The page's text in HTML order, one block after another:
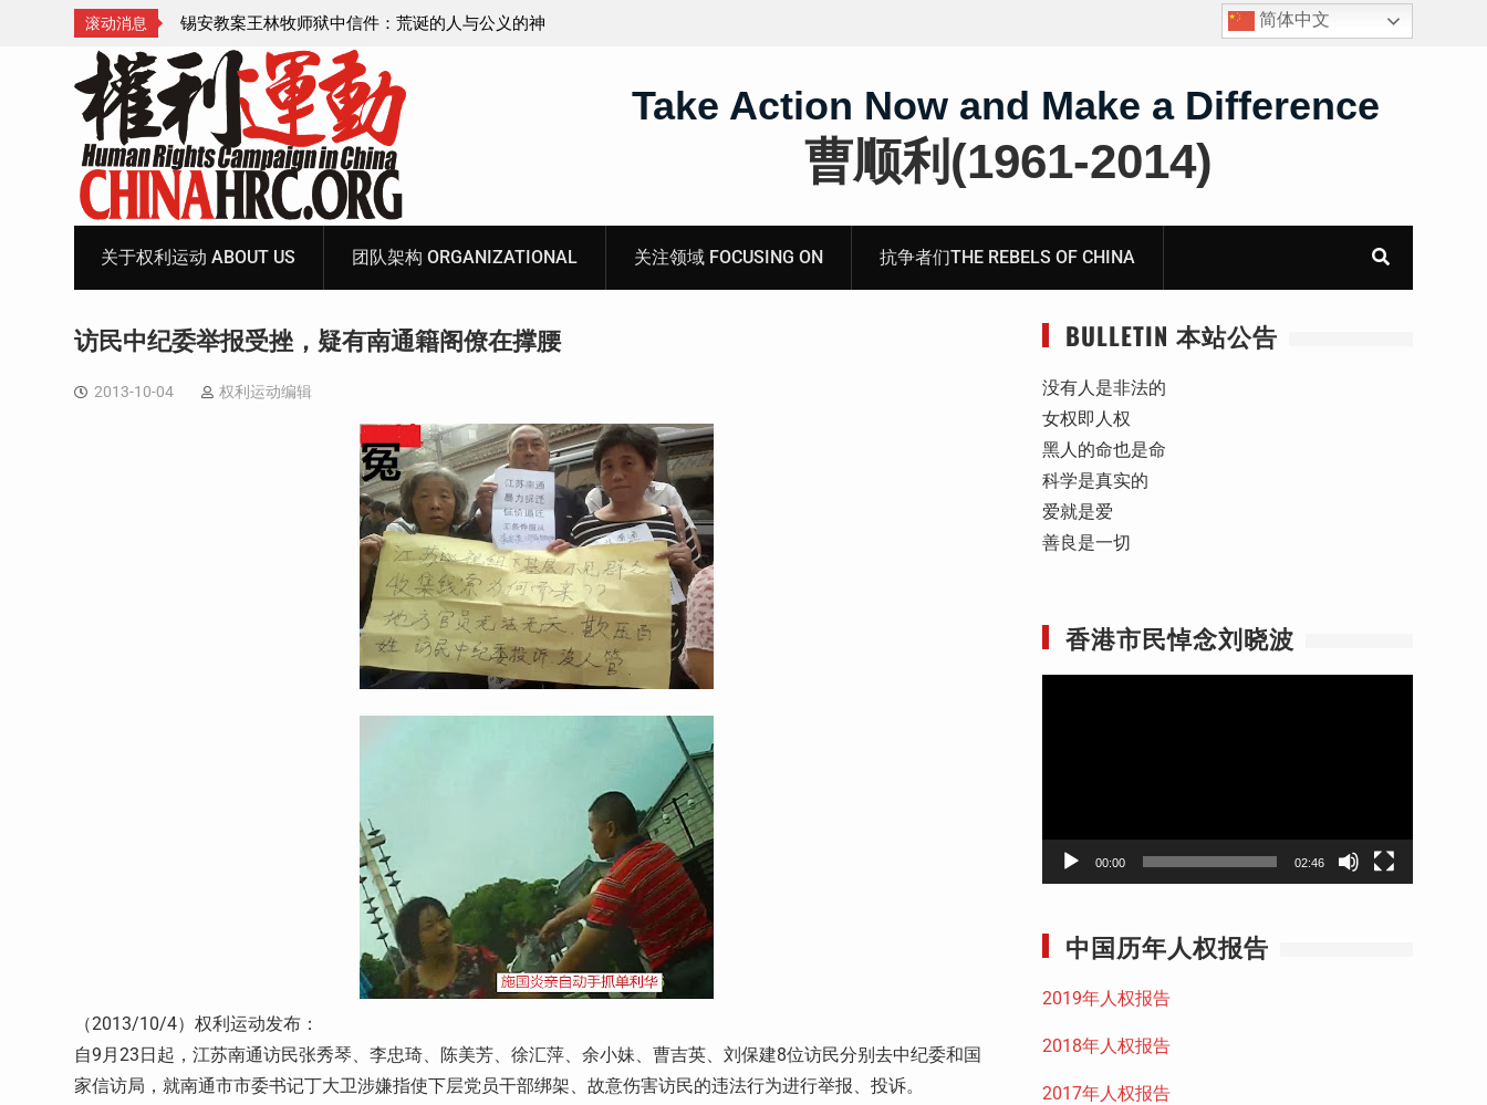
滚动消息
的人与公义的神 顾玲娣：涉黑涉恶刑事报案信
死人用的元宝，活人干的奴工——咸阳市渭城区看守所
简体中文
Take Action Now and Make a Difference
曹顺利(1961-2014)
关于权利运动 ABOUT US 团队架构 ORGANIZATIONAL 关注领域 FOCUSING ON 抗争者们THE REBELS OF CHINA
访民中纪委举报受挫，疑有南通籍阁僚在撑腰
2013-10-04 权利运动编辑
（2013/10/4）权利运动发布：
自9月23日起，江苏南通访民张秀琴、李忠琦、陈美芳、徐汇萍、余小妹、曹吉英、刘保建8位访民分别去中纪委和国
家信访局，就南通市市委书记丁大卫涉嫌指使下层党员干部绑架、故意伤害访民的违法行为进行举报、投诉。
BULLETIN 本站公告
没有人是非法的
女权即人权
黑人的命也是命
科学是真实的
爱就是爱
善良是一切
香港市民悼念刘晓波
00:00 02:46
中国历年人权报告
2019年人权报告
2018年人权报告
2017年人权报告